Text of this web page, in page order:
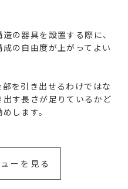
の器具を設置する際に、
の自由度が上がってよい
を引き出せるわけではな
す長さが足りているかど
します。
ーを見る